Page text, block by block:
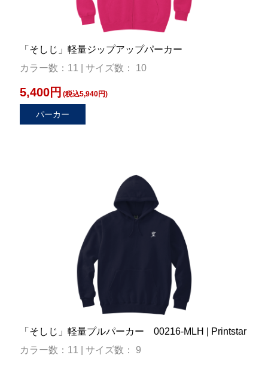
「そしじ」軽量ジップアップパーカー
カラー数：11 | サイズ数： 10
5,400円 (税込5,940円)
パーカー
「そしじ」軽量プルパーカー 00216-MLH | Printstar
カラー数：11 | サイズ数： 9